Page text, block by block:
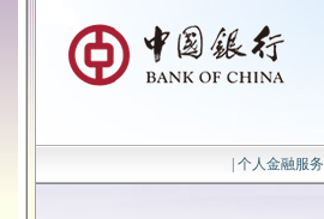
个人金融服务